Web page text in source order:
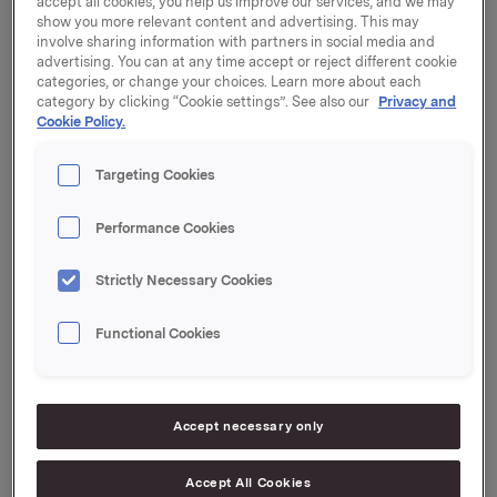
2003. Resultatet offentliggjøres kl 0800 og vil
presenteres til investorer og analytikere på følgende
måter:
1) Materiale
PowerPoint-presentasjon, regneark og
gjort tilgjengelig på Orklas internettsider
Både presentasjonen som finner sted kl 0900 og den
påfølgende spørsmål-og-svar-sesjonen vil bli gitt på
norsk og overført direkte til Orklas internettsider
www.orkla.no
Foredraget som holdes på presentasjonen oversettes
til engelsk og blir tilgjengelig påwww.orkla.comkort
tid etter at presentasjonen er ferdig.
show you more relevant content and advertising. This may
involve sharing information with partners in social media and
advertising. You can at any time accept or reject different cookie
categories, or change your choices. Learn more about each
category by clicking “Cookie settings”. See also our Privacy and
Cookie Policy.
Targeting Cookies
Performance Cookies
Strictly Necessary Cookies
Functional Cookies
Accept necessary only
Accept All Cookies